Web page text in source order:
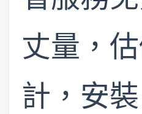
丈量，
計，安